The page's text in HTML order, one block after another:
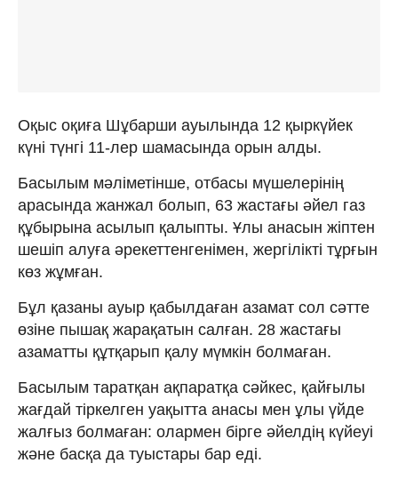
Оқыс оқиға Шұбарши ауылында 12 қыркүйек
күні түнгі 11-лер шамасында орын алды.
Басылым мәліметінше, отбасы мүшелерінің
арасында жанжал болып, 63 жастағы әйел газ
құбырына асылып қалыпты. Ұлы анасын жіптен
шешіп алуға әрекеттенгенімен, жергілікті тұрғын
көз жұмған.
Бұл қазаны ауыр қабылдаған азамат сол сәтте
өзіне пышақ жарақатын салған. 28 жастағы
азаматты құтқарып қалу мүмкін болмаған.
Басылым таратқан ақпаратқа сәйкес, қайғылы
жағдай тіркелген уақытта анасы мен ұлы үйде
жалғыз болмаған: олармен бірге әйелдің күйеуі
және басқа да туыстары бар еді.